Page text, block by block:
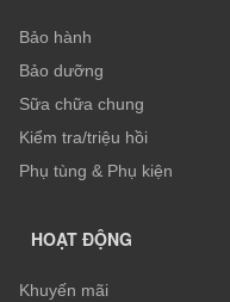
Bảo hành
Bảo dưỡng
Sữa chữa chung
Kiểm tra/triệu hồi
Phụ tùng & Phụ kiện
HOẠT ĐỘNG
Khuyến mãi